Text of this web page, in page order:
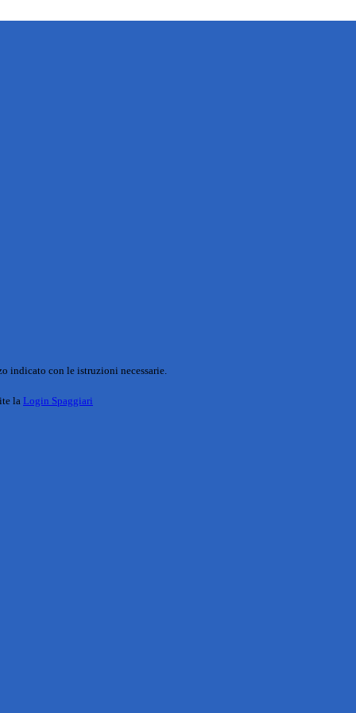
indicato con le istruzioni necessarie.
la Login Spaggiari